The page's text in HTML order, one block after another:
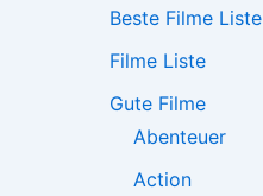
h
n
a
Beste Filme Liste
Filme Liste
Gute Filme
Abenteuer
Action